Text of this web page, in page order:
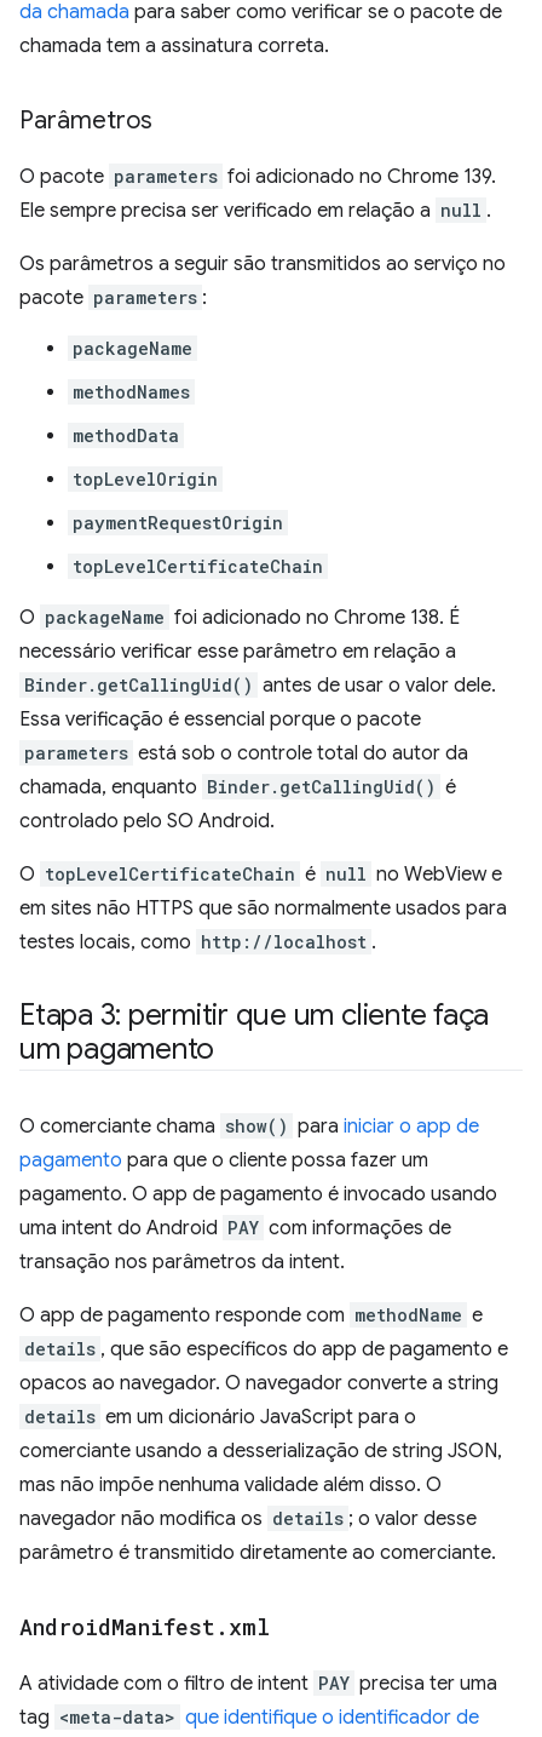
da chamada para saber como verificar se o pacote de
chamada tem a assinatura correta.
Parâmetros
O pacote parameters foi adicionado no Chrome 139.
Ele sempre precisa ser verificado em relação a null .
Os parâmetros a seguir são transmitidos ao serviço no
pacote parameters :
packageName
methodNames
methodData
topLevelOrigin
paymentRequestOrigin
topLevelCertificateChain
O packageName foi adicionado no Chrome 138. É
necessário verificar esse parâmetro em relação a
Binder.getCallingUid() antes de usar o valor dele.
Essa verificação é essencial porque o pacote
parameters está sob o controle total do autor da
chamada, enquanto Binder.getCallingUid() é
controlado pelo SO Android.
O topLevelCertificateChain é null no WebView e
em sites não HTTPS que são normalmente usados para
testes locais, como http://localhost .
Etapa 3: permitir que um cliente faça
um pagamento
O comerciante chama show() para iniciar o app de
pagamento para que o cliente possa fazer um
pagamento. O app de pagamento é invocado usando
uma intent do Android PAY com informações de
transação nos parâmetros da intent.
O app de pagamento responde com methodName e
details , que são específicos do app de pagamento e
opacos ao navegador. O navegador converte a string
details em um dicionário JavaScript para o
comerciante usando a desserialização de string JSON,
mas não impõe nenhuma validade além disso. O
navegador não modifica os details ; o valor desse
parâmetro é transmitido diretamente ao comerciante.
AndroidManifest . xml
A atividade com o filtro de intent PAY precisa ter uma
tag <meta-data> que identifique o identificador de